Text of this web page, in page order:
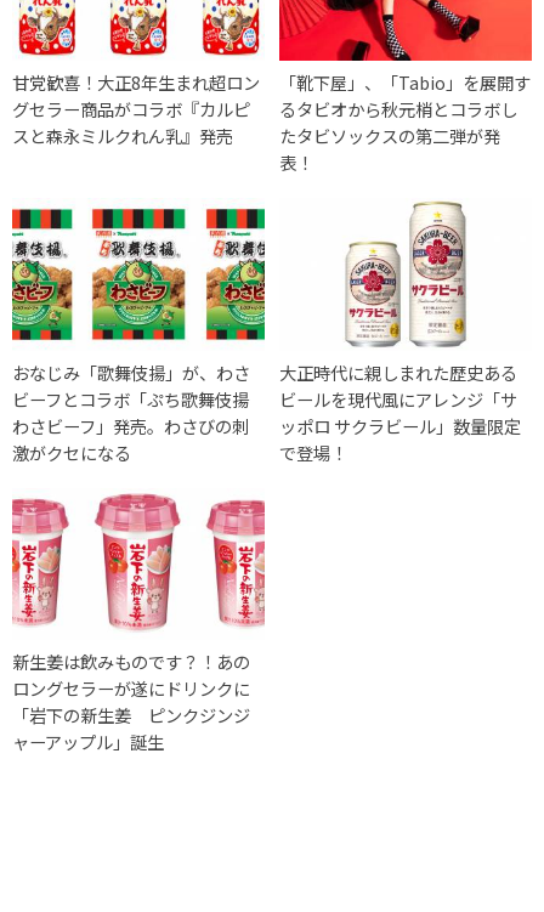
甘党歓喜！大正8年生まれ超ロン
グセラー商品がコラボ『カルピ
スと森永ミルクれん乳』発売
「靴下屋」、「Tabio」を展開す
るタビオから秋元梢とコラボし
たタビソックスの第二弾が発
表！
おなじみ「歌舞伎揚」が、わさ
ビーフとコラボ「ぷち歌舞伎揚
わさビーフ」発売。わさびの刺
激がクセになる
大正時代に親しまれた歴史ある
ビールを現代風にアレンジ「サ
ッポロ サクラビール」数量限定
で登場！
新生姜は飲みものです？！あの
ロングセラーが遂にドリンクに
「岩下の新生姜 ピンクジンジ
ャーアップル」誕生